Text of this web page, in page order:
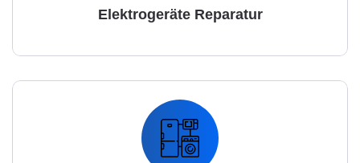
Elektrogeräte Reparatur